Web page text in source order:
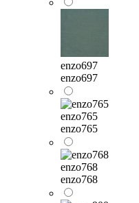
enzo697
enzo697
enzo765
enzo765
enzo768
enzo768